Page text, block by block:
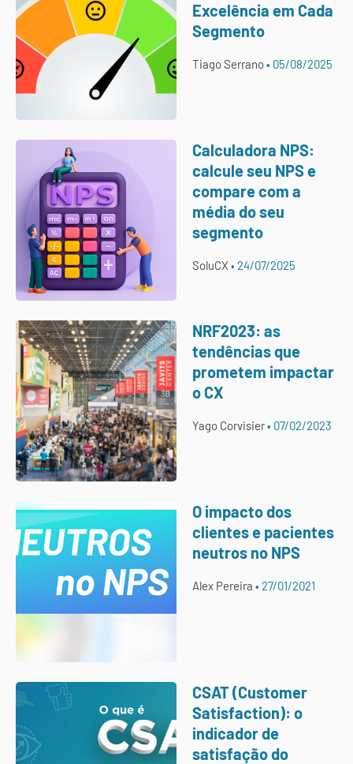
Excelência em Cada
Segmento
Tiago Serrano 05/08/2025
Calculadora NPS:
calcule seu NPS e
compare com a
média do seu
segmento
SoluCX 24/07/2025
NRF2023: as
tendências que
prometem impactar
o CX
Yago Corvisier 07/02/2023
O impacto dos
clientes e pacientes
neutros no NPS
Alex Pereira 27/01/2021
CSAT (Customer
Satisfaction): o
indicador de
satisfação do